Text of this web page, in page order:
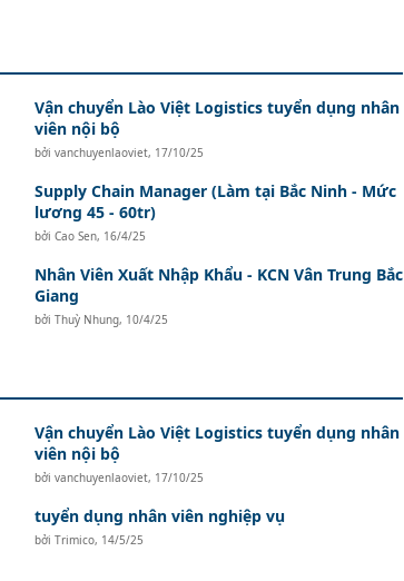
Vận chuyển Lào Việt Logistics tuyển dụng nhân
viên nội bộ
bởi vanchuyenlaoviet, 17/10/25
Supply Chain Manager (Làm tại Bắc Ninh - Mức
lương 45 - 60tr)
bởi Cao Sen, 16/4/25
Nhân Viên Xuất Nhập Khẩu - KCN Vân Trung Bắc
Giang
bởi Thuỳ Nhung, 10/4/25
Vận chuyển Lào Việt Logistics tuyển dụng nhân
viên nội bộ
bởi vanchuyenlaoviet, 17/10/25
tuyển dụng nhân viên nghiệp vụ
bởi Trimico, 14/5/25